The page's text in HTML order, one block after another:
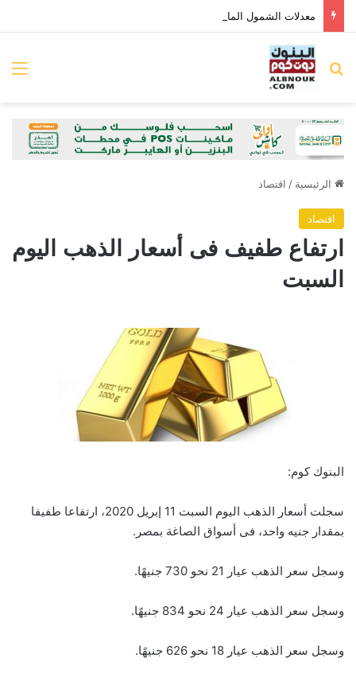
بحث عن
الرئيسية / اقتصاد
اقتصاد
ارتفاع طفيف فى أسعار الذهب اليوم
السبت
البنوك كوم:
سجلت أسعار الذهب اليوم السبت 11 إبريل 2020، ارتفاعا طفيفا
بمقدار جنيه واحد، فى أسواق الصاغة بمصر.
وسجل سعر الذهب عيار 21 نحو 730 جنيهًا.
وسجل سعر الذهب عيار 24 نحو 834 جنيهًا.
وسجل سعر الذهب عيار 18 نحو 626 جنيهًا.